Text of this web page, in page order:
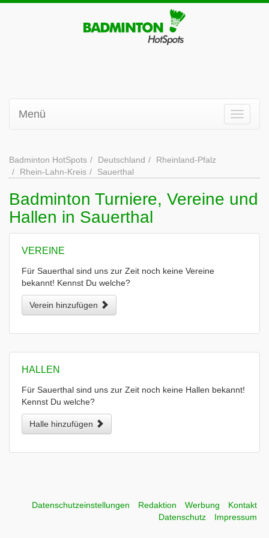
Menü
Badminton HotSpots Deutschland
Rheinland-Pfalz
Rhein-Lahn-Kreis
Sauerthal
Badminton Turniere, Vereine und
Hallen in Sauerthal
VEREINE
Für Sauerthal sind uns zur Zeit noch keine Vereine
bekannt! Kennst Du welche?
Verein hinzufügen
HALLEN
Für Sauerthal sind uns zur Zeit noch keine Hallen bekannt!
Kennst Du welche?
Halle hinzufügen
Datenschutzeinstellungen Redaktion Werbung
Kontakt
Datenschutz
Impressum